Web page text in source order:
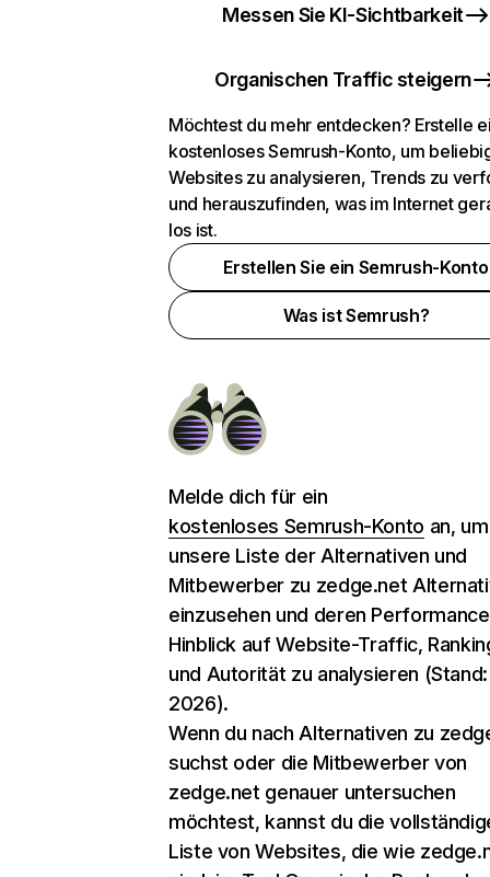
Messen Sie KI-Sichtbarkeit
Organischen Traffic steigern
Möchtest du mehr entdecken? Erstelle
kostenloses Semrush-Konto, um
Websites zu analysieren, Trends zu
und herauszufinden, was im Internet
los ist.
Erstellen Sie ein Semrush-Konto
Was ist Semrush?
Melde dich für ein
kostenloses Semrush-Konto an, um
unsere Liste der Alternativen und
Mitbewerber zu zedge.net
einzusehen und deren
Hinblick auf Website-Traffic,
und Autorität zu analysieren
2026).
Wenn du nach Alternativen zu
suchst oder die Mitbewerber von
zedge.net genauer untersuchen
möchtest, kannst du die
Liste von Websites, die wie